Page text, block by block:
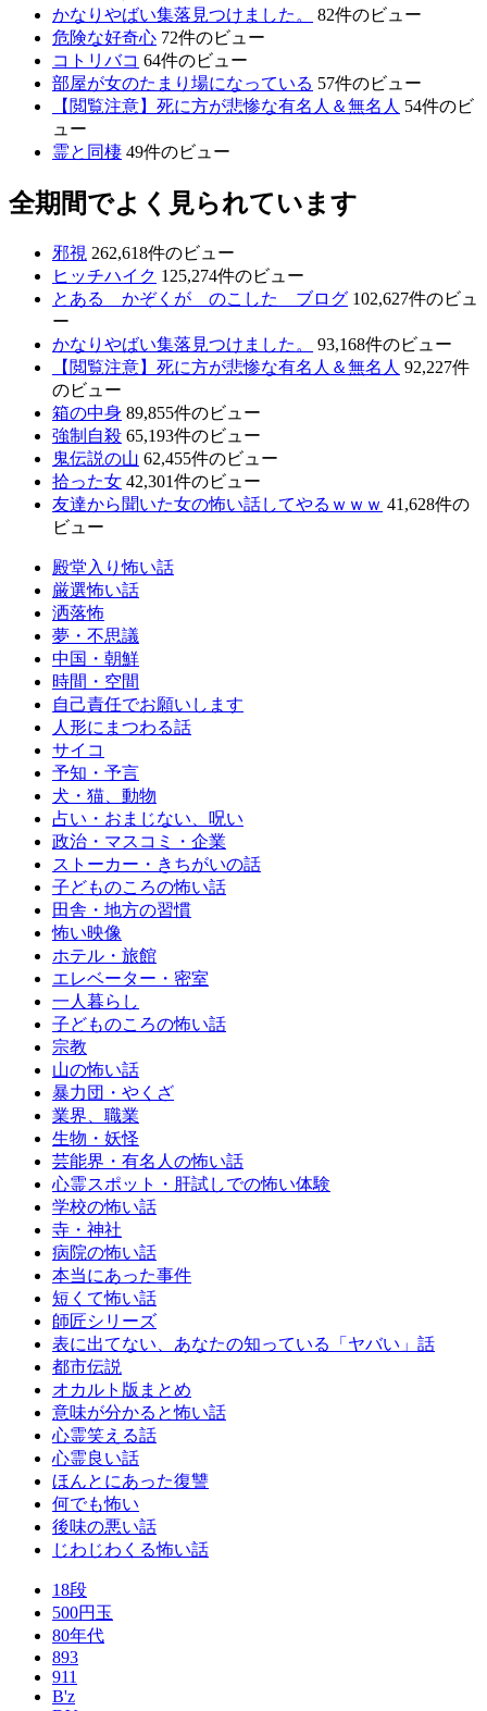
かなりやばい集落見つけました。
82件のビュー
危険な好奇心 72件のビュー
コトリバコ 64件のビュー
部屋が女のたまり場になっている 57件のビュー
【閲覧注意】死に方が悲惨な有名人＆無名人 54件のビ
ュー
霊と同棲 49件のビュー
全期間でよく見られています
邪視 262,618件のビュー
ヒッチハイク 125,274件のビュー
とある かぞくが のこした ブログ 102,627件のビュ
ー
かなりやばい集落見つけました。
93,168件のビュー
【閲覧注意】死に方が悲惨な有名人＆無名人 92,227件
のビュー
箱の中身 89,855件のビュー
強制自殺 65,193件のビュー
鬼伝説の山 62,455件のビュー
拾った女 42,301件のビュー
友達から聞いた女の怖い話してやるｗｗｗ 41,628件の
ビュー
殿堂入り怖い話
厳選怖い話
洒落怖
夢・不思議
中国・朝鮮
時間・空間
自己責任でお願いします
人形にまつわる話
サイコ
予知・予言
犬・猫、動物
占い・おまじない、呪い
政治・マスコミ・企業
ストーカー・きちがいの話
子どものころの怖い話
田舎・地方の習慣
怖い映像
ホテル・旅館
エレベーター・密室
一人暮らし
子どものころの怖い話
宗教
山の怖い話
暴力団・やくざ
業界、職業
生物・妖怪
芸能界・有名人の怖い話
心霊スポット・肝試しでの怖い体験
学校の怖い話
寺・神社
病院の怖い話
本当にあった事件
短くて怖い話
師匠シリーズ
表に出てない、あなたの知っている「ヤバい」話
都市伝説
オカルト版まとめ
意味が分かると怖い話
心霊笑える話
心霊良い話
ほんとにあった復讐
何でも怖い
後味の悪い話
じわじわくる怖い話
18段
500円玉
80年代
893
911
B'z